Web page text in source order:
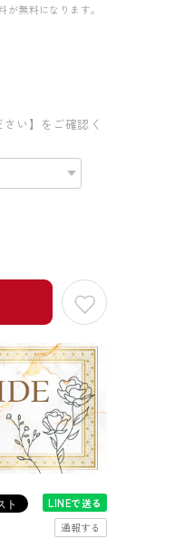
無料になります。
さい】をご確認く
LINEで送る
通報する